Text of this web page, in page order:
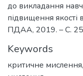
до викладання
підвищення якості
ПДАА, 2019. – С.
Keywords
критичне мислення,